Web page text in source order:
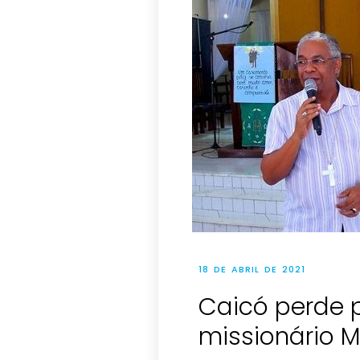
18 DE ABRIL DE 2021
Caicó perde
missionário